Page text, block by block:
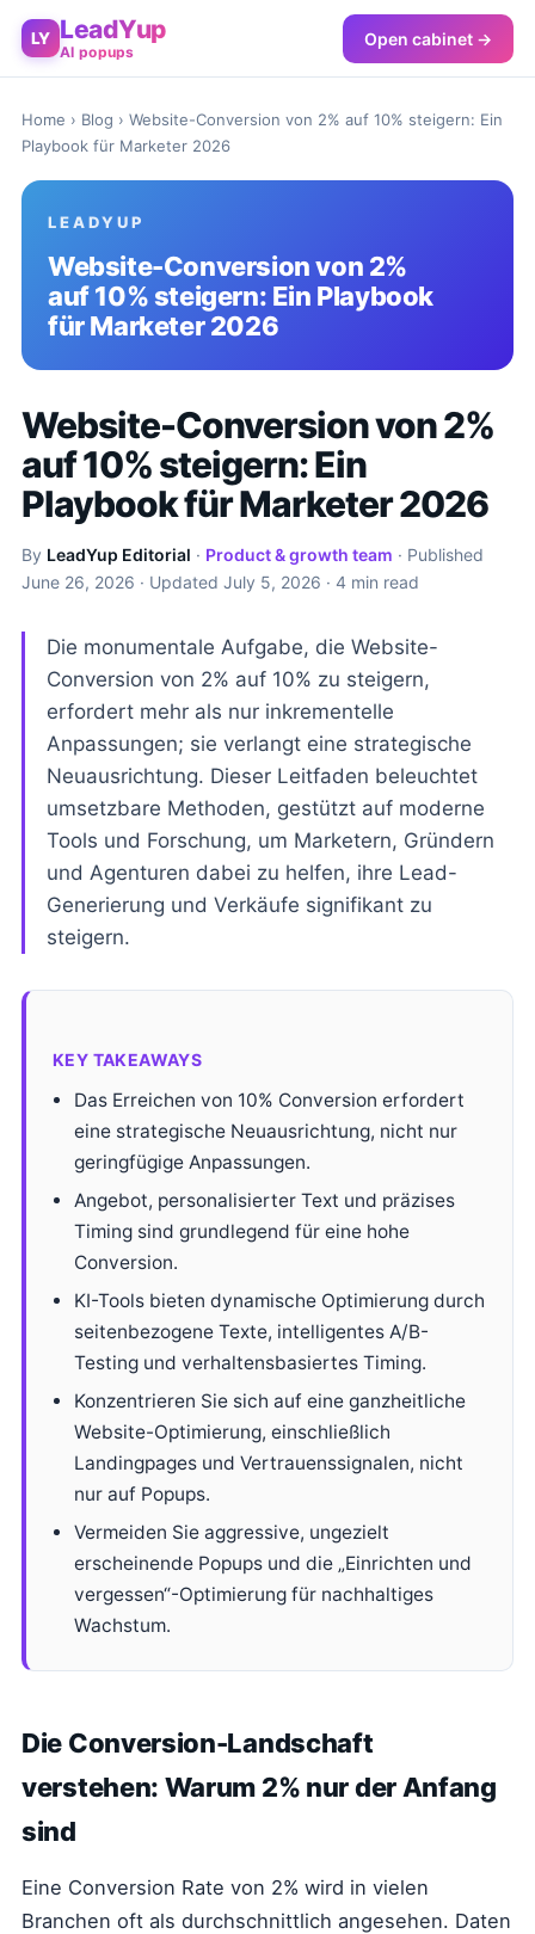
LY LeadYup
AI popups
Open cabinet →
Home › Blog › Website-Conversion von 2% auf 10% steigern: Ein
Playbook für Marketer 2026
LEADYUP
Website-Conversion von 2%
auf 10% steigern: Ein Playbook
für Marketer 2026
Website-Conversion von 2%
auf 10% steigern: Ein
Playbook für Marketer 2026
By LeadYup Editorial · Product & growth team · Published
June 26, 2026 · Updated July 5, 2026 · 4 min read
Die monumentale Aufgabe, die Website-
Conversion von 2% auf 10% zu steigern,
erfordert mehr als nur inkrementelle
Anpassungen; sie verlangt eine strategische
Neuausrichtung. Dieser Leitfaden beleuchtet
umsetzbare Methoden, gestützt auf moderne
Tools und Forschung, um Marketern, Gründern
und Agenturen dabei zu helfen, ihre Lead-
Generierung und Verkäufe signifikant zu
steigern.
KEY TAKEAWAYS
Das Erreichen von 10% Conversion erfordert
eine strategische Neuausrichtung, nicht nur
geringfügige Anpassungen.
Angebot, personalisierter Text und präzises
Timing sind grundlegend für eine hohe
Conversion.
KI-Tools bieten dynamische Optimierung durch
seitenbezogene Texte, intelligentes A/B-
Testing und verhaltensbasiertes Timing.
Konzentrieren Sie sich auf eine ganzheitliche
Website-Optimierung, einschließlich
Landingpages und Vertrauenssignalen, nicht
nur auf Popups.
Vermeiden Sie aggressive, ungezielt
erscheinende Popups und die „Einrichten und
vergessen“-Optimierung für nachhaltiges
Wachstum.
Die Conversion-Landschaft
verstehen: Warum 2% nur der Anfang
sind
Eine Conversion Rate von 2% wird in vielen
Branchen oft als durchschnittlich angesehen. Daten